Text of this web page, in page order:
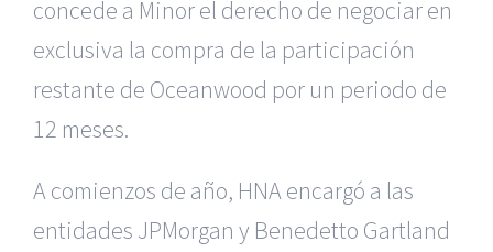
concede a Minor el derecho de negociar en
exclusiva la compra de la participación
restante de Oceanwood por un periodo de
12 meses.
A comienzos de año, HNA encargó a las
entidades JPMorgan y Benedetto Gartland